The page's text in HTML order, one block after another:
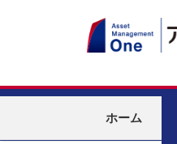
ホーム